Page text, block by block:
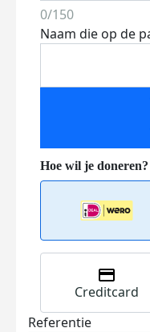
0/150
Naam die op de
Creditcard
Referentie